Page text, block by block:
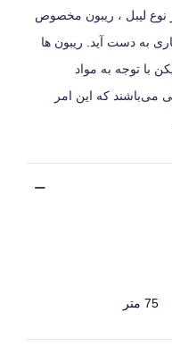
نوع ليبل ، ريبون مخصوص
به دست آيد. ریبون ها
با توجه به مواد
می‌باشند که این امر
75 متر